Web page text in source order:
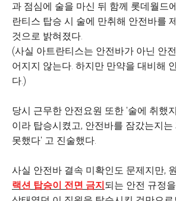
과 점심에 술을 마신 뒤 함께 롯데월드
란티스 탑승 시 술에 만취해 안전바를
것으로 밝혀졌다.
(사실 아트란티스는 안전바가 아닌 안
어지지 않는다. 하지만 만약을 대비해
다.)
당시 근무한 안전요원 또한 '술에 취했
이라 탑승시켰고, 안전바를 잠갔는지는
못했다' 고 진술했다.
사실 안전바 결속 미확인도 문제지만,
랙션 탑승이 전면 금지되는 안전 규정